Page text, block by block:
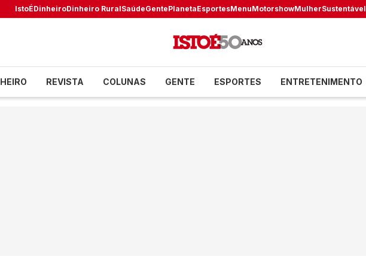
IstoÉDinheiroDinheiro RuralSaúdeGentePlanetaEsportesMenuMotorshowMulherSustentável
REVISTA COLUNAS GENTE ESPORTES ENTRETENIMENTO